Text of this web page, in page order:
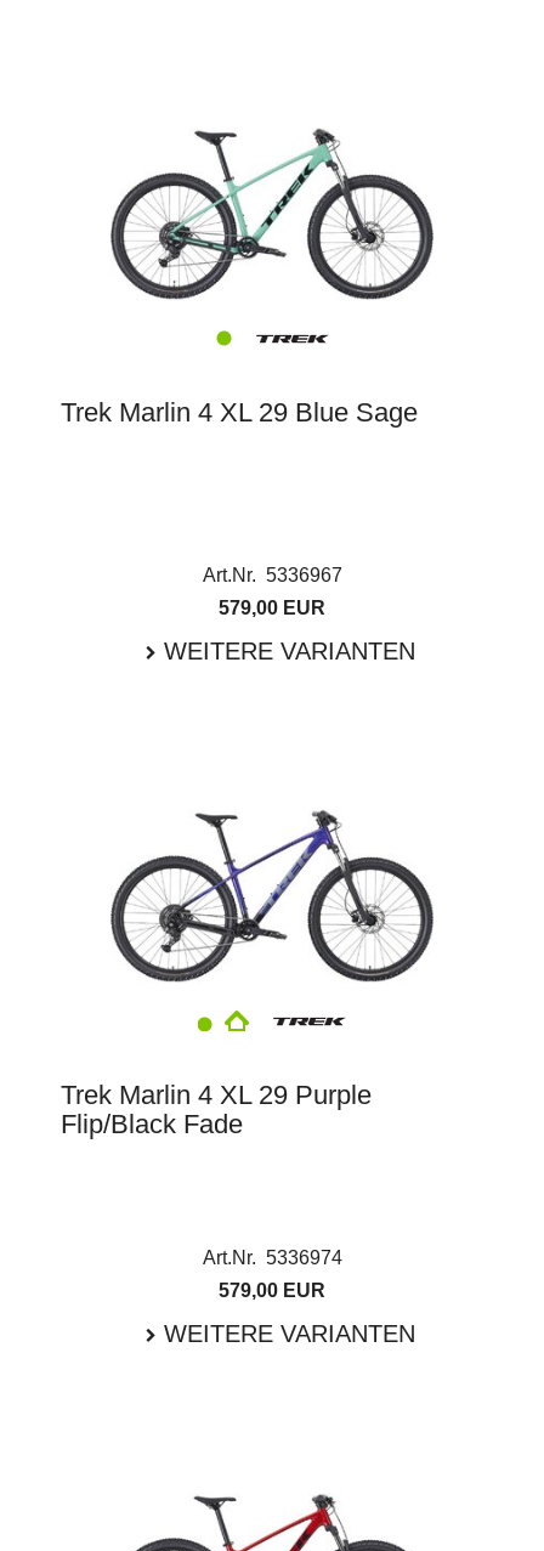
Trek Marlin 4 XL 29 Blue Sage
Art.Nr. 5336967
579,00 EUR
WEITERE VARIANTEN
Trek Marlin 4 XL 29 Purple
Flip/Black Fade
Art.Nr. 5336974
579,00 EUR
WEITERE VARIANTEN